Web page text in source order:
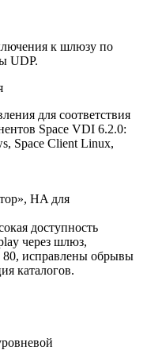
к шлюзу по
UDP.
для соответствия
Space VDI 6.2.0:
Space Client Linux,
HA для
доступность
через шлюз,
80, исправлены обрывы
каталогов.